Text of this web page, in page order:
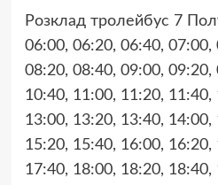
Розклад тролейбус 7
06:00, 06:20, 06:40, 07:00,
08:20, 08:40, 09:00, 09:20,
10:40, 11:00, 11:20, 11:40,
13:00, 13:20, 13:40, 14:00,
15:20, 15:40, 16:00, 16:20,
17:40, 18:00, 18:20, 18:40,